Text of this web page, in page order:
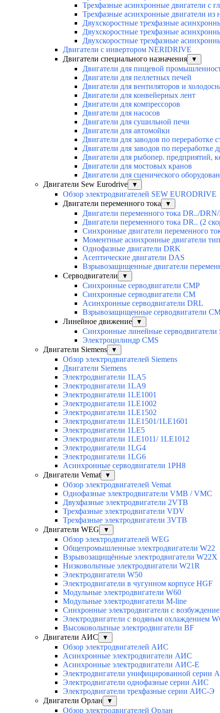
Трехфазные асинхронные двигатели с
Трехфазные асинхронные двигатели
Двухскоростные трехфазные
Двухскоростные трехфазные
Двухскоростные трехфазные
Двигатели с инвертором NERIDRIVE
Двигатели специального назначения
▼
Двигатели для пищевой
Двигатели для пеллетных печей
Двигатели для вентиляторов и
Двигатели для конвейерных лент
Двигатели для компрессоров
Двигатели для насосов
Двигатели для сушильной печи
Двигатели для автомойки
Двигатели для заводов по переработке
Двигатели для заводов по переработке
Двигатели для рыбопер. предприятий,
Двигатели для мостовых кранов
Двигатели для сценического
Двигатели Sew Eurodrive
▼
Обзор электродвигателей SEW EURODRIVE
Двигатели переменного тока
▼
Двигатели переменного тока DR../DRN/
Двигатели переменного тока DR.. (2
Синхронные двигатели переменного
Моментные асинхронные двигатели
Однофазные двигатели DRK
Асептические двигатели DAS
Взрывозащищенные двигатели
Серводвигатели
▼
Синхронные серводвигатели CMP
Синхронные серводвигатели CM
Асинхронные серводвигатели DRL
Взрывозащищенные серводвигатели
Линейное движение
▼
Синхронные линейные серводвигатели
Электроцилиндр CMS
Двигатели Siemens
▼
Обзор электродвигателей Siemens
Двигатели Siemens
Электродвигатели 1LA5
Электродвигатели 1LA9
Электродвигатели 1LE1001
Электродвигатели 1LE1002
Электродвигатели 1LE1502
Электродвигатели 1LE1501/1LE1601
Электродвигатели 1LE5
Электродвигатели 1LE1011/ 1LE1012
Электродвигатели 1LG4
Электродвигатели 1LG6
Асинхронные серводвигатели 1PH8
Двигатели Vemat
▼
Обзор электродвигателей Vemat
Однофазные электродвигатели VMB / VMC
Двухфазные электродвигатели 2VTB
Трехфазные электродвигатели VDV
Трехфазные электродвигатели 3VTB
Двигатели WEG
▼
Обзор электродвигателей WEG
Общепромышленные электродвигатели W22
Взрывозащищённые электродвигатели W22X
Низковольтные электродвигатели W21R
Электродвигатели W50
Электродвигатели в чугунном корпусе HGF
Модульные электродвигатели W60
Модульные электродвигатели M-line
Синхронные электродвигатели с
Электродвигатели с водяным охлаждением
Высоковольтные электродвигатели BF
Двигатели АИС
▼
Обзор электродвигателей АИС
Асинхронные электродвигатели АИС
Асинхронные электродвигатели АИС-Е
Электродвигатели унифицированной серии
Электродвигатели однофазные серии АИС
Электродвигатели трехфазные серии АИС-Э
Двигатели Орлан
▼
Обзор электродвигателей Орлан